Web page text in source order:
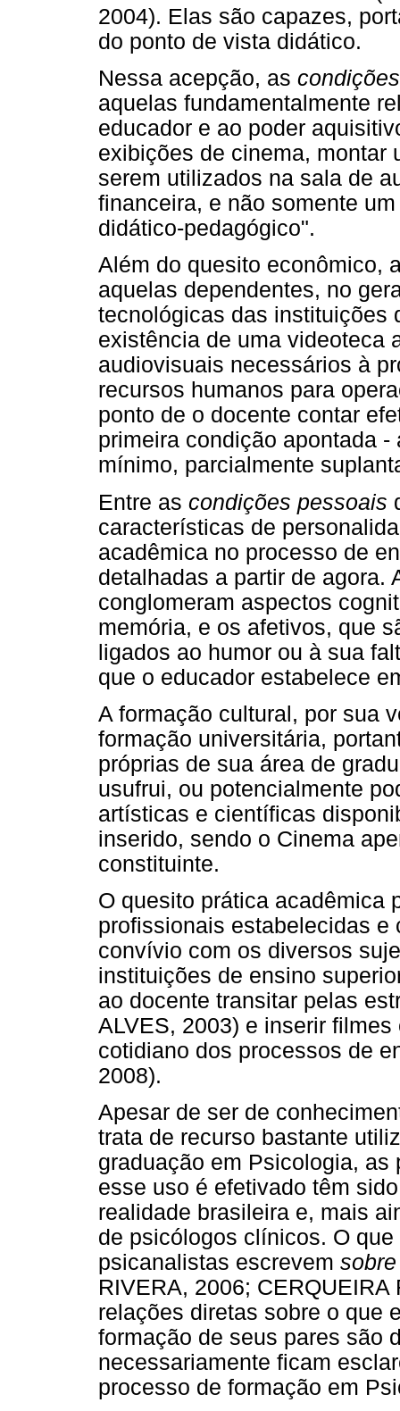
2004). Elas são capazes,
do ponto de vista didático.
Nessa acepção, as
aquelas fundamentalmente
educador e ao poder
exibições de cinema, montar
serem utilizados na sala de
financeira, e não somente
didático-pedagógico".
Além do quesito econômico,
aquelas dependentes, no
tecnológicas das instituições
existência de uma videoteca
audiovisuais necessários à
recursos humanos para
ponto de o docente contar
primeira condição apontada
mínimo, parcialmente
Entre as condições pessoais
características de
acadêmica no processo de
detalhadas a partir de agora.
conglomeram aspectos
memória, e os afetivos, que
ligados ao humor ou à sua
que o educador estabelece
A formação cultural, por sua
formação universitária,
próprias de sua área de
usufrui, ou potencialmente
artísticas e científicas
inserido, sendo o Cinema
constituinte.
O quesito prática acadêmica
profissionais estabelecidas
convívio com os diversos
instituições de ensino
ao docente transitar pelas
ALVES, 2003) e inserir
cotidiano dos processos de
2008).
Apesar de ser de
trata de recurso bastante
graduação em Psicologia,
esse uso é efetivado têm
realidade brasileira e, mais
de psicólogos clínicos. O
psicanalistas escrevem sobre
RIVERA, 2006;
relações diretas sobre o que
formação de seus pares são
necessariamente ficam
processo de formação em